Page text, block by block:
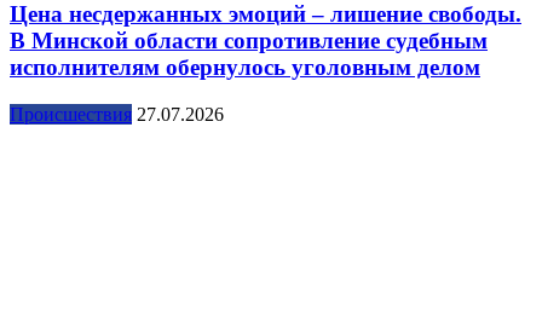
Цена несдержанных эмоций – лишение свободы.
В Минской области сопротивление судебным
исполнителям обернулось уголовным делом
Происшествия 27.07.2026